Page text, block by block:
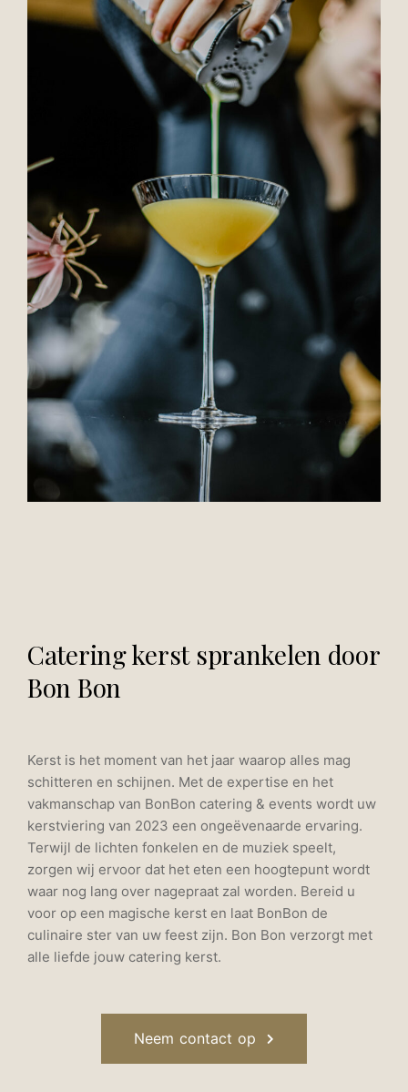
Catering kerst sprankelen door
Bon Bon
Kerst is het moment van het jaar waarop alles mag
schitteren en schijnen. Met de expertise en het
vakmanschap van BonBon catering & events wordt uw
kerstviering van 2023 een ongeëvenaarde ervaring.
Terwijl de lichten fonkelen en de muziek speelt,
zorgen wij ervoor dat het eten een hoogtepunt wordt
waar nog lang over nagepraat zal worden. Bereid u
voor op een magische kerst en laat BonBon de
culinaire ster van uw feest zijn. Bon Bon verzorgt met
alle liefde jouw catering kerst.
Neem contact op